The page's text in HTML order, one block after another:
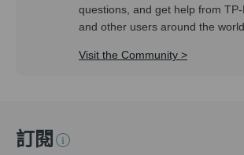
questions, and get help from
and other users around the
Visit the Community >
訂閱